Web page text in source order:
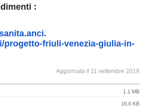
:
progetto-friuli-venezia-giulia-in-
Aggiornata il 11 settembre 2019
1.1 MB
16.0 KB